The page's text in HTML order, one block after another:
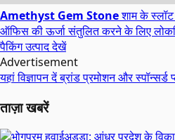
Amethyst Gem Stoneशाम के
ऑफिस की ऊर्जा संतुलित करने के लिए
पैकिंगउत्पाद देखें
Advertisement
यहां विज्ञापन देंब्रांड प्रमोशन और
ताज़ा खबरें